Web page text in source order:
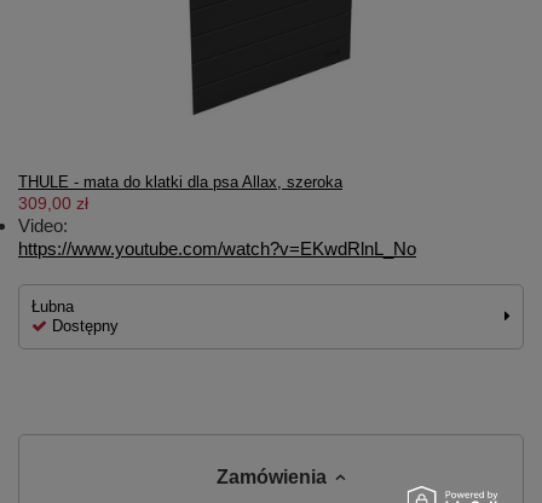
THULE - mata do klatki dla psa Allax, szeroka
309,00 zł
Video:
https://www.youtube.com/watch?v=EKwdRlnL_No
Łubna
Dostępny
Zamówienia